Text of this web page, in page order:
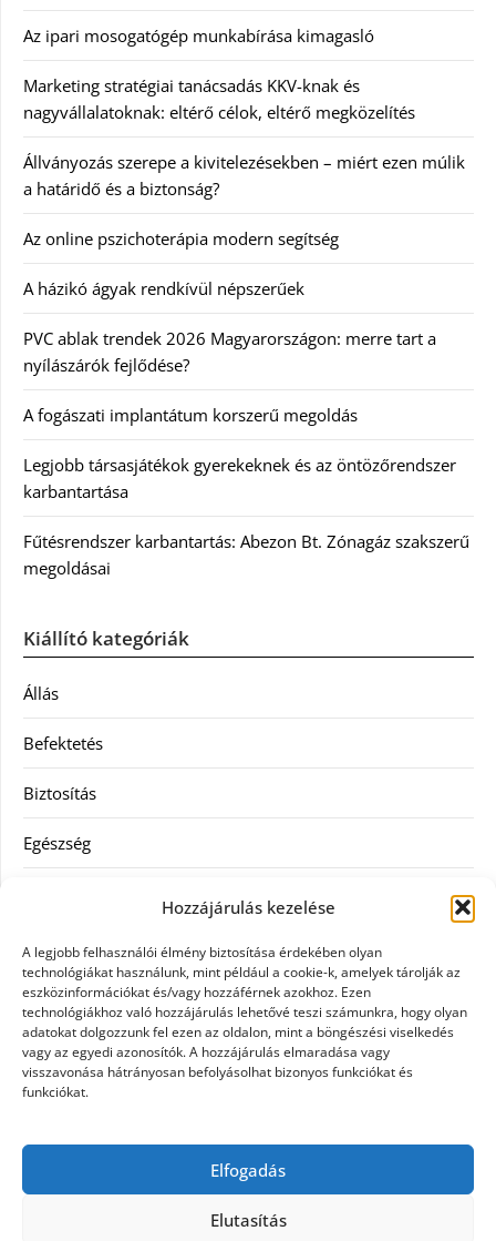
Hozzájárulás kezelése
A legjobb felhasználói élmény biztosítása érdekében olyan
technológiákat használunk, mint például a cookie-k, amelyek tárolják az
eszközinformációkat és/vagy hozzáférnek azokhoz. Ezen
technológiákhoz való hozzájárulás lehetővé teszi számunkra, hogy olyan
adatokat dolgozzunk fel ezen az oldalon, mint a böngészési viselkedés
vagy az egyedi azonosítók. A hozzájárulás elmaradása vagy
visszavonása hátrányosan befolyásolhat bizonyos funkciókat és
funkciókat.
Elfogadás
Elutasítás
Az ipari mosogatógép munkabírása kimagasló
Marketing stratégiai tanácsadás KKV-knak és
nagyvállalatoknak: eltérő célok, eltérő megközelítés
Állványozás szerepe a kivitelezésekben – miért ezen múlik
a határidő és a biztonság?
Az online pszichoterápia modern segítség
A házikó ágyak rendkívül népszerűek
PVC ablak trendek 2026 Magyarországon: merre tart a
nyílászárók fejlődése?
A fogászati implantátum korszerű megoldás
Legjobb társasjátékok gyerekeknek és az öntözőrendszer
karbantartása
Fűtésrendszer karbantartás: Abezon Bt. Zónagáz szakszerű
megoldásai
Kiállító kategóriák
Állás
Befektetés
Biztosítás
Egészség
Ingatlan
Művészetek és szórakozás
Múzeumok
Szolgáltatás
Szórakozás
Webáruház